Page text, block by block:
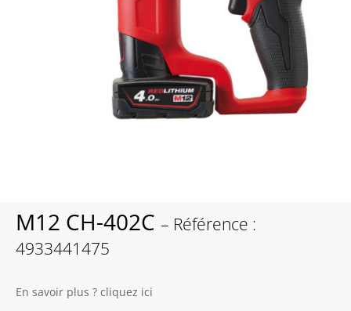
M12 CH-402C – Référence :
4933441475
En savoir plus ? cliquez ici